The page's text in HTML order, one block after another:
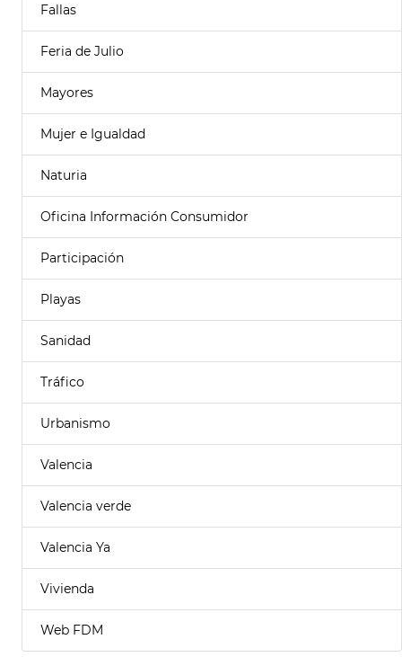
Fallas
Feria de Julio
Mayores
Mujer e Igualdad
Naturia
Oficina Información Consumidor
Participación
Playas
Sanidad
Tráfico
Urbanismo
Valencia
Valencia verde
Valencia Ya
Vivienda
Web FDM